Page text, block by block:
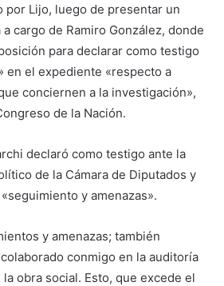
por Lijo, luego de presentar un
cargo de Ramiro González, donde
para declarar como testigo
en el expediente «respecto a
conciernen a la investigación»,
de la Nación.
declaró como testigo ante la
de la Cámara de Diputados y
y amenazas».
y amenazas; también
conmigo en la auditoría
obra social. Esto, que excede el